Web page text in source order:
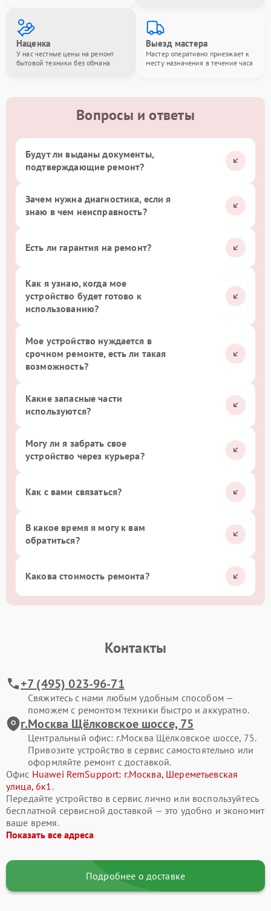
Наценка
У нас честные цены на ремонт
бытовой техники без обмана
Выезд мастера
Мастер оперативно приезжает к
месту назначения в течение часа
Вопросы и ответы
Будут ли выданы документы,
подтверждающие ремонт?
Зачем нужна диагностика, если я
знаю в чем неисправность?
Есть ли гарантия на ремонт?
Как я узнаю, когда мое
устройство будет готово к
использованию?
Мое устройство нуждается в
срочном ремонте, есть ли такая
возможность?
Какие запасные части
используются?
Могу ли я забрать свое
устройство через курьера?
Как с вами связаться?
В какое время я могу к вам
обратиться?
Какова стоимость ремонта?
Контакты
+7 (495) 023-96-71
Свяжитесь с нами любым удобным способом —
поможем с ремонтом техники быстро и аккуратно.
г.Москва Щёлковское шоссе, 75
Центральный офис: г.Москва Щёлковское шоссе, 75.
Привозите устройство в сервис самостоятельно или
оформляйте ремонт с доставкой.
Офис Huawei RemSupport: г.Москва, Шереметьевская
улица, 6к1.
Передайте устройство в сервис лично или воспользуйтесь
бесплатной сервисной доставкой — это удобно и экономит
ваше время.
Показать все адреса
Подробнее о доставке